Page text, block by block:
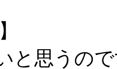
と思うの